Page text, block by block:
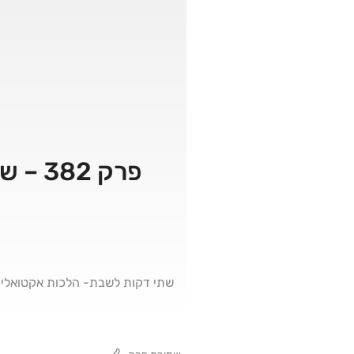
פרק 382 – שני אנשים שעושים יחד מלאכה אחת – חלק ראשון
שתי דקות לשבת- הלכות